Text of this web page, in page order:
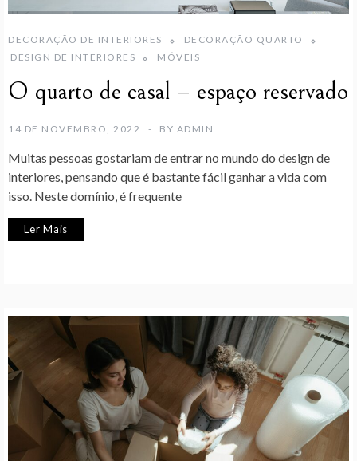
DECORAÇÃO DE INTERIORES
DECORAÇÃO QUARTO
DESIGN DE INTERIORES
MÓVEIS
O quarto de casal – espaço reservado
14 DE NOVEMBRO, 2022 BY ADMIN
Muitas pessoas gostariam de entrar no mundo do design de
interiores, pensando que é bastante fácil ganhar a vida com
isso. Neste domínio, é frequente
Ler Mais